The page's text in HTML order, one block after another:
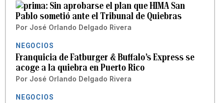
Sin aprobarse el plan que HIMA San
Pablo sometió ante el Tribunal de Quiebras
Por José Orlando Delgado Rivera
NEGOCIOS
Franquicia de Fatburger & Buffalo’s Express se
acoge a la quiebra en Puerto Rico
Por José Orlando Delgado Rivera
NEGOCIOS